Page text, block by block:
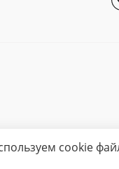
cookie